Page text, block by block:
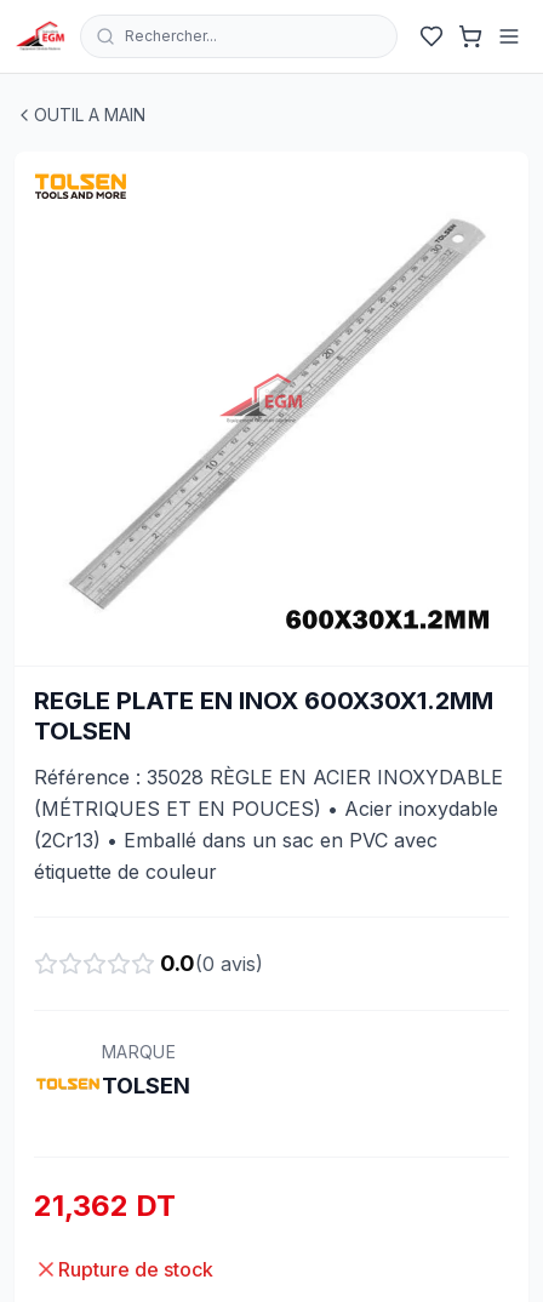
Rechercher...
OUTIL A MAIN
REGLE PLATE EN INOX 600X30X1.2MM
TOLSEN
Référence : 35028 RÈGLE EN ACIER INOXYDABLE
(MÉTRIQUES ET EN POUCES) • Acier inoxydable
(2Cr13) • Emballé dans un sac en PVC avec
étiquette de couleur
0.0(0 avis)
MARQUE
TOLSEN
21,362 DT
Rupture de stock